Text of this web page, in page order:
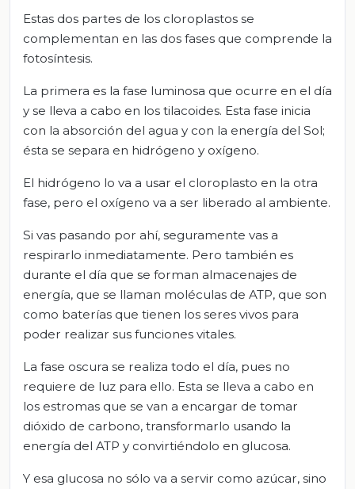
Estas dos partes de los cloroplastos se
complementan en las dos fases que comprende la
fotosíntesis.
La primera es la fase luminosa que ocurre en el día
y se lleva a cabo en los tilacoides. Esta fase inicia
con la absorción del agua y con la energía del Sol;
ésta se separa en hidrógeno y oxígeno.
El hidrógeno lo va a usar el cloroplasto en la otra
fase, pero el oxígeno va a ser liberado al ambiente.
Si vas pasando por ahí, seguramente vas a
respirarlo inmediatamente. Pero también es
durante el día que se forman almacenajes de
energía, que se llaman moléculas de ATP, que son
como baterías que tienen los seres vivos para
poder realizar sus funciones vitales.
La fase oscura se realiza todo el día, pues no
requiere de luz para ello. Esta se lleva a cabo en
los estromas que se van a encargar de tomar
dióxido de carbono, transformarlo usando la
energía del ATP y convirtiéndolo en glucosa.
Y esa glucosa no sólo va a servir como azúcar, sino